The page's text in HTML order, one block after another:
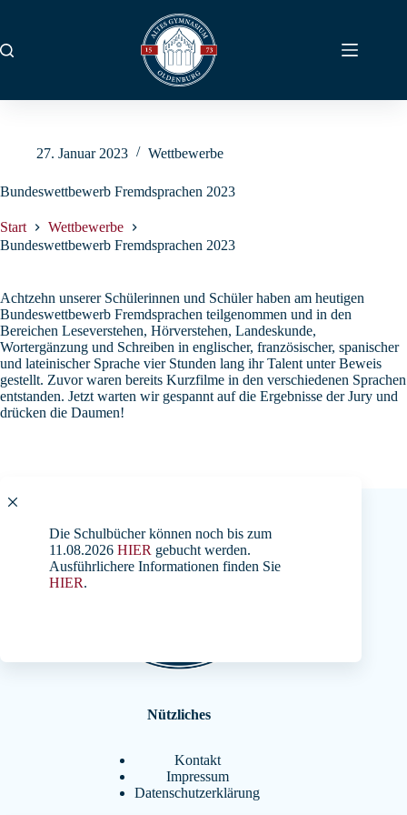
Die Schulbücher können noch bis zum
11.08.2026 HIER gebucht werden.
Ausführlichere Informationen finden Sie
HIER.
27. Januar 2023 Wettbewerbe
Bundeswettbewerb Fremdsprachen 2023
Start
Wettbewerbe
Bundeswettbewerb Fremdsprachen 2023
Achtzehn unserer Schülerinnen und Schüler haben am heutigen
Bundeswettbewerb Fremdsprachen teilgenommen und in den
Bereichen Leseverstehen, Hörverstehen, Landeskunde,
Wortergänzung und Schreiben in englischer, französischer, spanischer
und lateinischer Sprache vier Stunden lang ihr Talent unter Beweis
gestellt. Zuvor waren bereits Kurzfilme in den verschiedenen Sprachen
entstanden. Jetzt warten wir gespannt auf die Ergebnisse der Jury und
drücken die Daumen!
Nützliches
Kontakt
Impressum
Datenschutzerklärung